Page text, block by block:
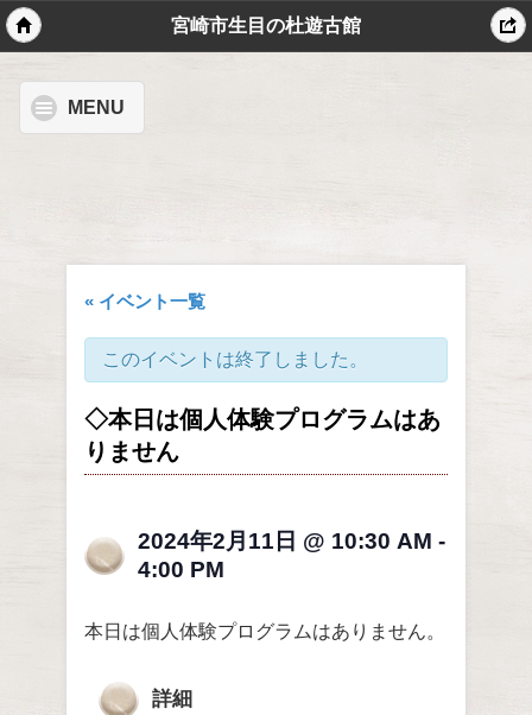
宮崎市生目の杜遊古館
MENU
« イベント一覧
このイベントは終了しました。
◇本日は個人体験プログラムはあ
りません
2024年2月11日 @ 10:30 AM -
4:00 PM
本日は個人体験プログラムはありません。
詳細